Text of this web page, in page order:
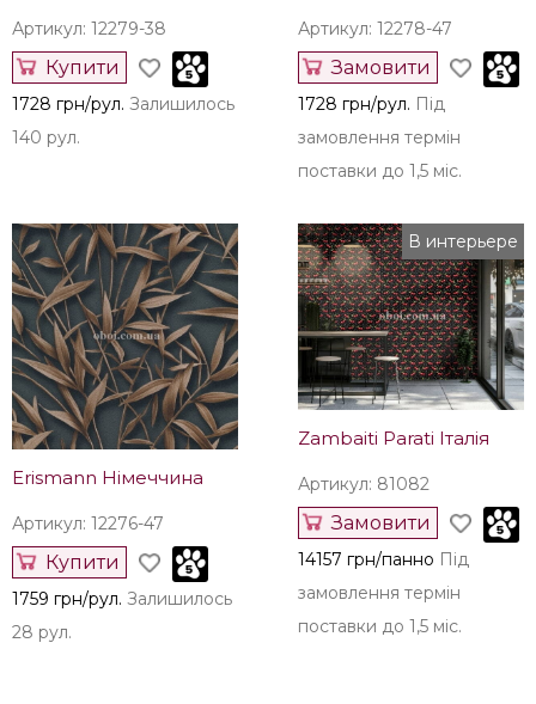
Артикул: 12279-38
Купити
1728 грн/рул. Залишилось
140 рул.
Артикул: 12278-47
Замовити
1728 грн/рул. Під
замовлення термін
поставки до 1,5 міс.
Erismann Німеччина
Артикул: 12276-47
Купити
1759 грн/рул. Залишилось
28 рул.
В интерьере
Zambaiti Parati Італія
Артикул: 81082
Замовити
14157 грн/панно Під
замовлення термін
поставки до 1,5 міс.